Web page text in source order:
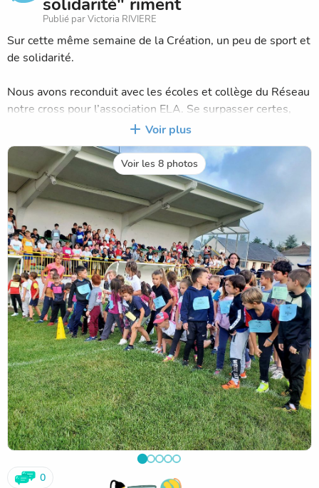
Publié par Victoria RIVIERE
Sur cette même semaine de la Création, un peu de sport et
de solidarité.
Nous avons reconduit avec les écoles et collège du Réseau
notre cross pour l’association ELA. Se surpasser certes,
mais courir pour une cause, pour ceux qui n’ont pas la
chance d’être en aussi bonne forme que nous. Félicitations
à tous et particulièrement aux 10 médaillés. Nous sommes
fiers de vous ! Après notre petit pique-nique, nous avons
célébré la messe de réseau avec la présence de notre
évêque Monseigneur Noblot, puis réaliser un flash mob sur
la place de Mauriac « Comment ne pas te louer » pour
clôturer cette magnifique journée. Merci au groupe scolaire
Notre-Dame-des-Miracles pour leur accueil.
Autant rester sur sa lancée et braver les gouttes qu’en
dites-vous ? Alors après le cross le mardi, nous avons
marché pour la virade de l’espoir le jeudi. Même pas peur
de la pluie. Nous étions présents pour accompagner et
soutenir les malades.
Voir plus
Voir les 8 photos
0